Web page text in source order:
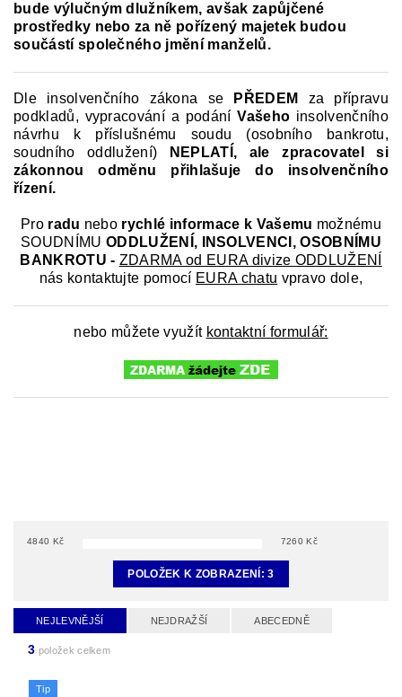
bude výlučným dlužníkem, avšak zapůjčené
prostředky nebo za ně pořízený majetek budou
součástí společného jmění manželů.
Dle insolvenčního zákona se PŘEDEM za přípravu
podkladů, vypracování a podáníVašeho insolvenčního
návrhu k příslušnému soudu (osobního bankrotu,
soudního oddlužení)
NEPLATÍ, ale zpracovatel si
zákonnou odměnu přihlašuje do insolvenčního
řízení.
Pro radu nebo rychlé informace k Vašemu možnému
SOUDNÍMU ODDLUŽENÍ, INSOLVENCI, OSOBNÍMU
BANKROTU - ZDARMA od EURA divize ODDLUŽENÍ
nás kontaktujte pomocí EURA chatu vpravo dole,
nebo můžete využít kontaktní formulář:
4840 Kč 7260 Kč
POLOŽEK K ZOBRAZENÍ:3
NEJLEVNĚJŠÍ NEJDRAŽŠÍ ABECEDNĚ
3 položek celkem
Tip